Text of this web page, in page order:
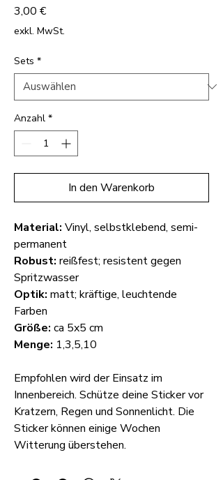
3,00 €Preis
exkl. MwSt.
Sets *
Anzahl *
In den Warenkorb
Material: Vinyl, selbstklebend, semi-
permanent
Robust: reißfest; resistent gegen
Spritzwasser
Optik: matt; kräftige, leuchtende
Farben
Größe: ca 5x5 cm
Menge: 1,3,5,10
Empfohlen wird der Einsatz im
Innenbereich. Schütze deine Sticker vor
Kratzern, Regen und Sonnenlicht. Die
Sticker können einige Wochen
Witterung überstehen.